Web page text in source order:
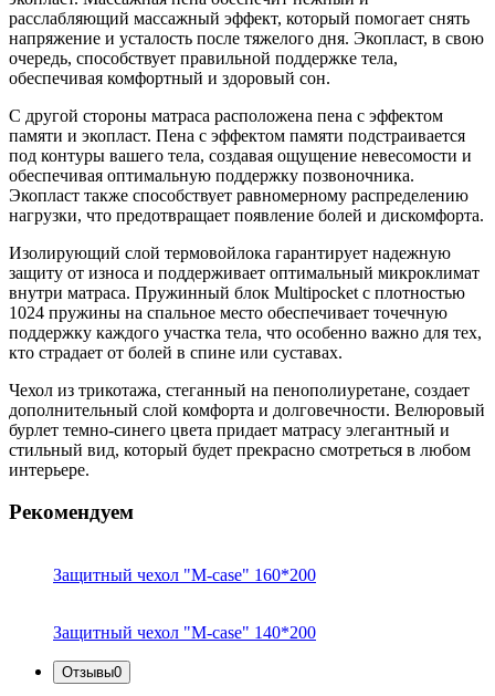
расслабляющий массажный эффект, который помогает снять
напряжение и усталость после тяжелого дня. Экопласт, в свою
очередь, способствует правильной поддержке тела,
обеспечивая комфортный и здоровый сон.
С другой стороны матраса расположена пена с эффектом
памяти и экопласт. Пена с эффектом памяти подстраивается
под контуры вашего тела, создавая ощущение невесомости и
обеспечивая оптимальную поддержку позвоночника.
Экопласт также способствует равномерному распределению
нагрузки, что предотвращает появление болей и дискомфорта.
Изолирующий слой термовойлока гарантирует надежную
защиту от износа и поддерживает оптимальный микроклимат
внутри матраса. Пружинный блок Multipocket с плотностью
1024 пружины на спальное место обеспечивает точечную
поддержку каждого участка тела, что особенно важно для тех,
кто страдает от болей в спине или суставах.
Чехол из трикотажа, стеганный на пенополиуретане, создает
дополнительный слой комфорта и долговечности. Велюровый
бурлет темно-синего цвета придает матрасу элегантный и
стильный вид, который будет прекрасно смотреться в любом
интерьере.
Рекомендуем
Защитный чехол "M-case" 160*200
Защитный чехол "M-case" 140*200
Отзывы0